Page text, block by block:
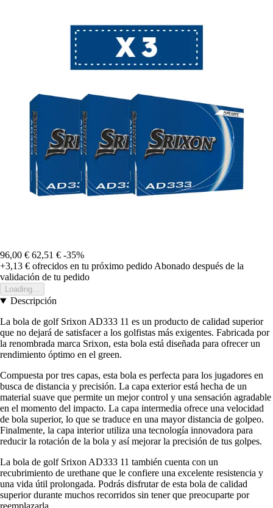
96,00 € 62,51 € -35%
+3,13 € ofrecidos en tu próximo pedido Abonado después de la
validación de tu pedido
Loading...
Descripción
La bola de golf Srixon AD333 11 es un producto de calidad superior
que no dejará de satisfacer a los golfistas más exigentes. Fabricada por
la renombrada marca Srixon, esta bola está diseñada para ofrecer un
rendimiento óptimo en el green.
Compuesta por tres capas, esta bola es perfecta para los jugadores en
busca de distancia y precisión. La capa exterior está hecha de un
material suave que permite un mejor control y una sensación agradable
en el momento del impacto. La capa intermedia ofrece una velocidad
de bola superior, lo que se traduce en una mayor distancia de golpeo.
Finalmente, la capa interior utiliza una tecnología innovadora para
reducir la rotación de la bola y así mejorar la precisión de tus golpes.
La bola de golf Srixon AD333 11 también cuenta con un
recubrimiento de urethane que le confiere una excelente resistencia y
una vida útil prolongada. Podrás disfrutar de esta bola de calidad
superior durante muchos recorridos sin tener que preocuparte por